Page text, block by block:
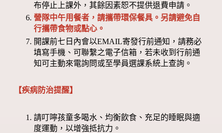
布停止上課外，其餘因素恕不提供退費申請。
營隊中午用餐者，請攜帶環保餐具。另請避免自
行攜帶食物或點心。
開課前七日內會以EMAIL寄發行前通知，請務必
填寫手機、可聯繫之電子信箱，若未收到行前通
知可主動來電詢問或至學員選課系統上查詢。
【疾病防治提醒】
請叮嚀孩童多喝水、均衡飲食、充足的睡眠與適
度運動，以增強抵抗力。